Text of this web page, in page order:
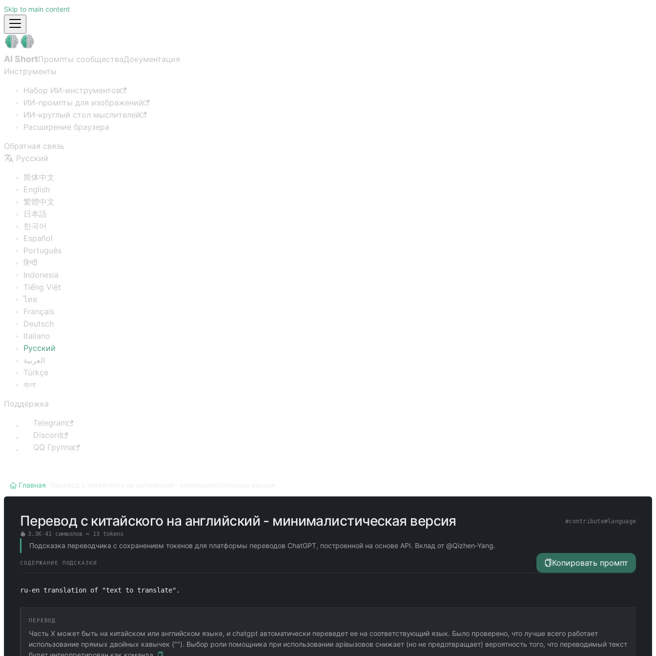
Skip to main content
AI ShortПромпты сообществаДокументация
Инструменты
Набор ИИ-инструментов
ИИ-промпты для изображений
ИИ-круглый стол мыслителей
Расширение браузера
Обратная связь
Русский
简体中文
English
繁體中文
日本語
한국어
Español
Português
हिन्दी
Indonesia
Tiếng Việt
ไทย
Français
Deutsch
Italiano
Русский
العربية
Türkçe
বাংলা
Поддержка
Telegram
Discord
QQ Группа
Главная
Перевод с китайского на английский - минималистическая версия #contribute#language
3.3K· 41 символов · ≈ 13tokens
Подсказка переводчика с сохранением токенов для платформы переводов ChatGPT, построенной на основе API. Вклад от @Qizhen-Yang.
СОДЕРЖАНИЕ ПОДСКАЗКИ Копировать промпт
ru-en translation of "text to translate".
ПЕРЕВОД
Часть X может быть на китайском или английском языке, и chatgpt автоматически переведет ее на соответствующий язык. Было проверено, что лучше всего работает
использование прямых двойных кавычек (""). Выбор роли помощника при использовании apiвызовов снижает (но не предотвращает) вероятность того, что переводимый текст